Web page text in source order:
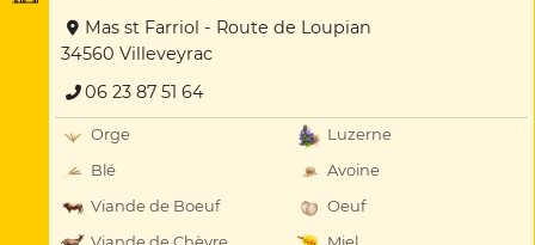
Mas st Farriol - Route de Loupian
34560 Villeveyrac
06 23 87 51 64
Orge
Luzerne
Blé
Avoine
Viande de Boeuf
Oeuf